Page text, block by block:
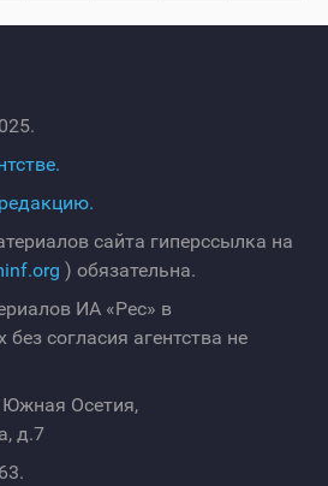
сайта гиперссылка на
) обязательна.
ИА «Рес» в
согласия агентства не
Южная Осетия,
д.7